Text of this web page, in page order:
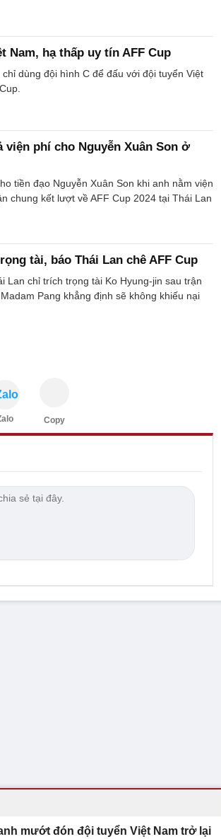
Nam, hạ thấp uy tín AFF Cup
dùng đội hình C để đấu với đội tuyển Việt
viện phí cho Nguyễn Xuân Son ở
tiền đạo Nguyễn Xuân Son khi anh nằm viện
chung kết lượt về AFF Cup 2024 tại Thái Lan
tài, báo Thái Lan chê AFF Cup
Lan chỉ trích trọng tài Ko Hyung-jin sau trận
Pang khẳng định sẽ không khiếu nại
Copy
mướt đón đội tuyển Việt Nam trở lại